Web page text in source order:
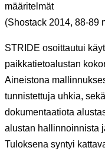
määritelmät
(Shostack 2014, 88-89
STRIDE osoittautui
paikkatietoalustan
Aineistona
tunnistettuja uhkia,
dokumentaatiota
alustan hallinnoinnista
Tuloksena syntyi